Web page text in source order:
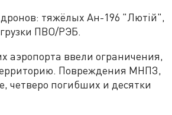
тяжёлых Ан-196 "Лютiй",
ПВО/РЭБ.
аэропорта ввели ограничения,
Повреждения МНПЗ,
погибших и десятки